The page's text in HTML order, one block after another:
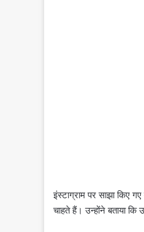
इंस्टाग्राम पर साझा किए
चाहते हैं। उन्होंने बताया